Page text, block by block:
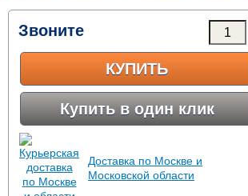
Звоните
КУПИТЬ
Купить в один клик
Доставка по Москве и
Московской области